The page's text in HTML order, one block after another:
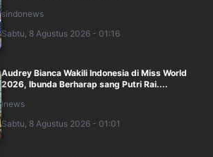
sindonews
Sabtu, 8 Agustus 2026 - 01:16
Audrey Bianca Wakili Indonesia di Miss World
2026, Ibunda Berharap sang Putri Rai....
inews
Sabtu, 8 Agustus 2026 - 01:01